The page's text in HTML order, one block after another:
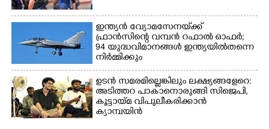
ഇന്ത്യൻ വ്യോമസേനയ്‌ക്ക്
ഫ്രാൻസിന്റെ വമ്പൻ റഫാൽ ഓഫർ;
94 യുദ്ധവിമാനങ്ങൾ ഇന്ത്യയിൽതന്നെ
നിർ‌മ്മിക്കും
ഉടൻ സമരമില്ലെങ്കിലും ലക്ഷ്യങ്ങളേറെ:
അടിത്തറ പാകാനൊരുങ്ങി സിജെപി,​
കൂട്ടായ്മ വിപുലീകരിക്കാൻ
ക്യാമ്പയിൻ